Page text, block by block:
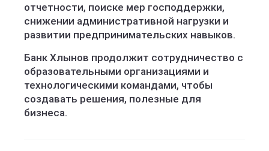
отчетности, поиске мер господдержки,
снижении административной нагрузки и
развитии предпринимательских навыков.
Банк Хлынов продолжит сотрудничество с
образовательными организациями и
технологическими командами, чтобы
создавать решения, полезные для
бизнеса.